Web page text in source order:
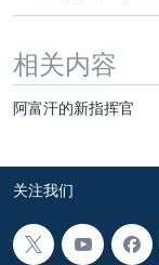
重要讲话与声明
台海两岸关系
南中国海争端
其他语言网站
相关内容
阿富汗的新指挥官
关注我们